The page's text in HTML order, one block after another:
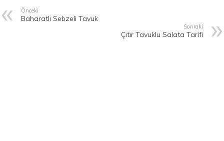
Önceki
Baharatlı Sebzeli Tavuk
Sonraki
Çıtır Tavuklu Salata Tarifi